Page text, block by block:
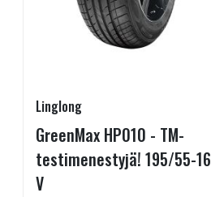
Linglong
GreenMax HP010 - TM-
testimenestyjä! 195/55-16
V